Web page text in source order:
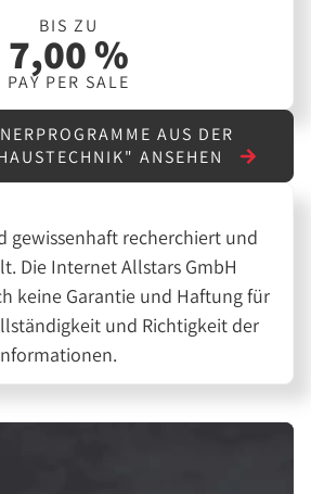
BIS ZU
7,00 %
PAY PER SALE
AUS DER
ANSEHEN
gewissenhaft recherchiert und
Die Internet Allstars GmbH
keine Garantie und Haftung für
und Richtigkeit der